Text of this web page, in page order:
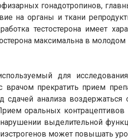
гонадотропинов,
на органы и ткани
тестостерона имеет
максимальна в молодом
для
врачом прекратить прием
сдачей анализа
оральных
выделительной
может повышать